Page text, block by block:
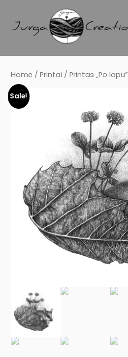
Home /Printai / Printas „Po lapu”
Sale!